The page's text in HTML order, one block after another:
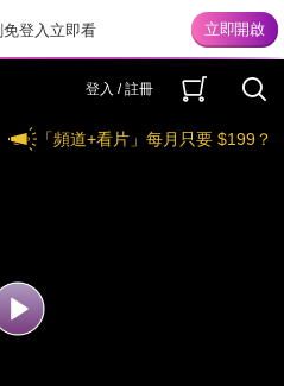
登入立即看
登入 / 註冊
「頻道+看片」每月只要 $199？